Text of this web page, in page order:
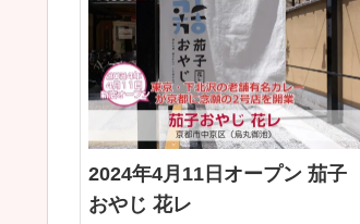
2024年4月11日オープン 茄子
おやじ 花レ